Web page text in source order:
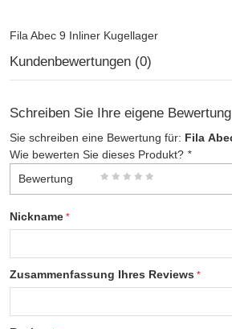
Fila Abec 9 Inliner Kugellager
Kundenbewertungen (0)
Schreiben Sie Ihre eigene Bewertung
Sie schreiben eine Bewertung für: Fila
Wie bewerten Sie dieses Produkt? *
Bewertung
Nickname
Zusammenfassung Ihres Reviews